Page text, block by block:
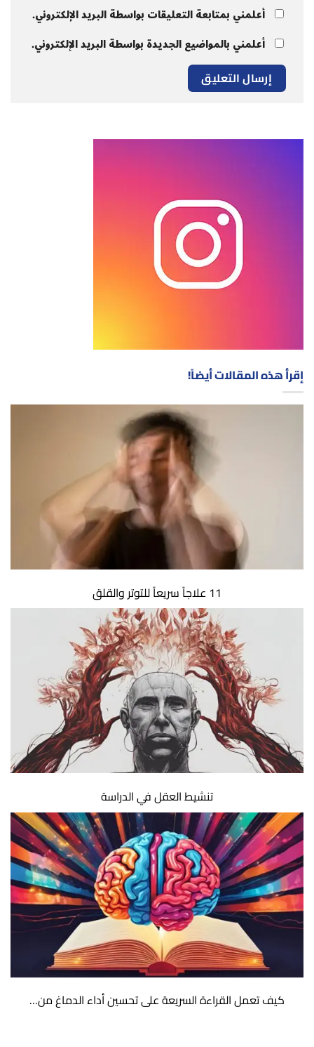
أعلمني بمتابعة التعليقات بواسطة البريد الإلكتروني.
أعلمني بالمواضيع الجديدة بواسطة البريد الإلكتروني.
إقرأ هذه المقالات أيضاً!
11 علاجاً سريعاً للتوتر والقلق
تنشيط العقل في الدراسة
كيف تعمل القراءة السريعة على تحسين أداء الدماغ من…